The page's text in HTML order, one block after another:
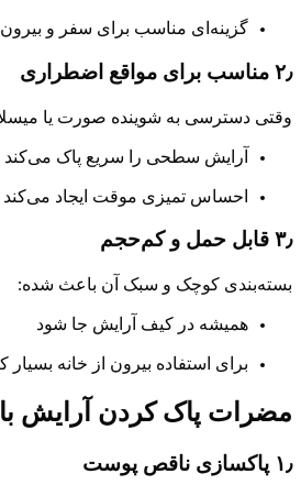
گزینه‌ای مناسب برای سفر و
۲٫ مناسب برای مواقع اضطراری
وقتی دسترسی به شوینده صورت یا
آرایش سطحی را سریع پاک می‌کند
احساس تمیزی موقت ایجاد می‌کند
۳٫ قابل حمل و کم‌حجم
بسته‌بندی کوچک و سبک آن باعث شده:
همیشه در کیف آرایش جا شود
برای استفاده بیرون از خانه بسیار
مضرات پاک کردن آرایش
۱٫ پاکسازی ناقص پوست